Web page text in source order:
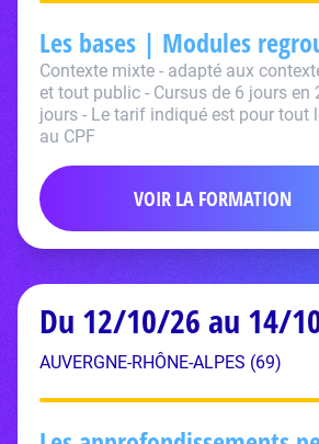
Les bases | Modules
Contexte mixte - adapté aux
et tout public - Cursus de 6 jours en
jours - Le tarif indiqué est pour tout
au CPF
VOIR LA FORMATION
Du 12/10/26 au 14/
AUVERGNE-RHÔNE-ALPES (69)